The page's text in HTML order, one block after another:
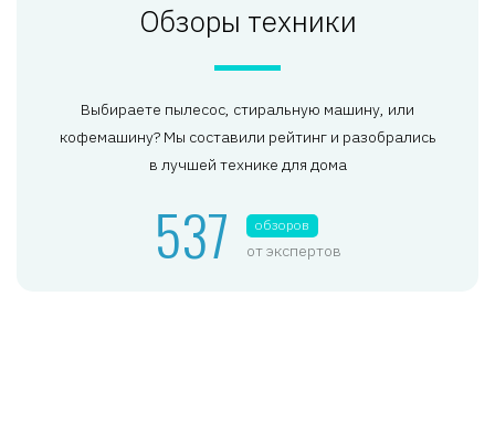
Обзоры техники
Выбираете пылесос, стиральную машину, или
кофемашину? Мы составили рейтинг и разобрались
в лучшей технике для дома
537 обзоров
от экспертов